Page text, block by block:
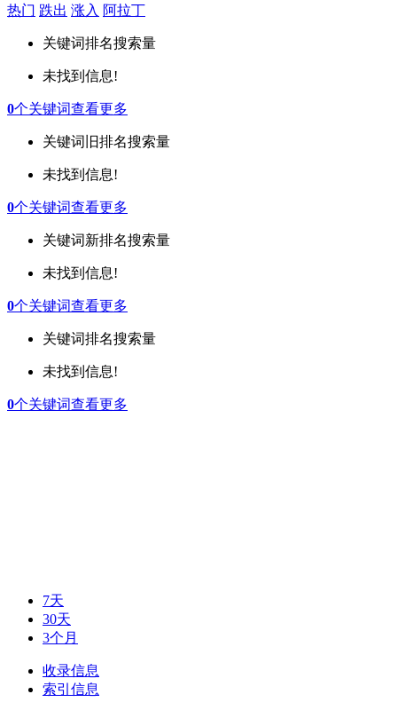
热门 跌出 涨入 阿拉丁
关键词排名搜索量
未找到信息!
0个关键词查看更多
关键词 旧排名搜索量
未找到信息!
0个关键词查看更多
关键词新排名搜索量
未找到信息!
0个关键词查看更多
关键词排名搜索量
未找到信息!
0个关键词查看更多
7天
30天
3个月
收录信息
索引信息